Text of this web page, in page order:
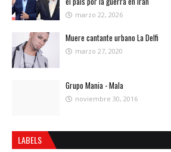
marzo 22, 2026
Muere cantante urbano La Delfi
marzo 27, 2020
Grupo Mania - Mala
noviembre 30, 2016
LABELS